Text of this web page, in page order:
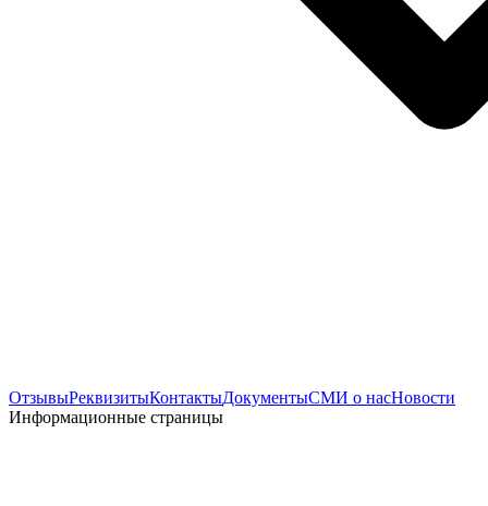
ОтзывыРеквизитыКонтактыДокументыСМИ о насНовости
Информационные страницы